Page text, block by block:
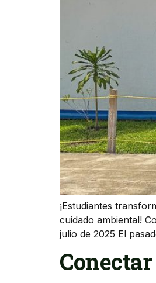
¡Estudiantes
cuidado ambiental!
julio de 2025 El